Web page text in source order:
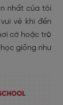
nhất của tôi
vẻ khi đến
cờ hoặc trò
giống như